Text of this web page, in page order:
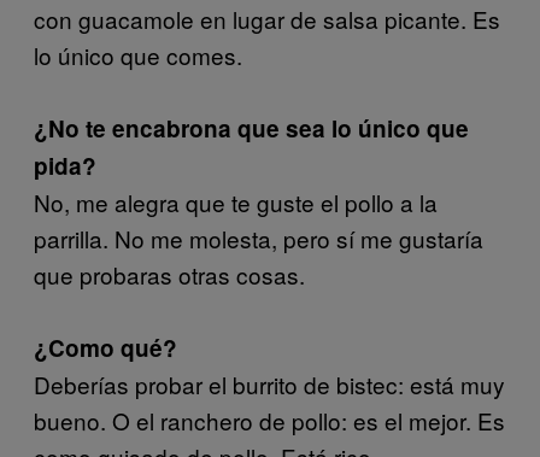
con guacamole en lugar de salsa picante. Es
lo único que comes.
¿No te encabrona que sea lo único que
pida?
No, me alegra que te guste el pollo a la
parrilla. No me molesta, pero sí me gustaría
que probaras otras cosas.
¿Como qué?
Deberías probar el burrito de bistec: está muy
bueno. O el ranchero de pollo: es el mejor. Es